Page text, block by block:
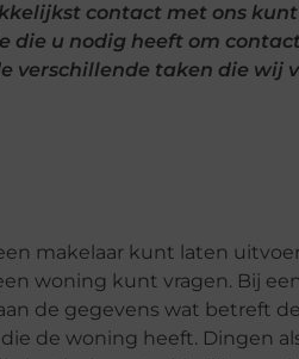
contact met ons kunt
die u nodig heeft om
verschillende taken die wij
makelaar kunt laten
woning kunt vragen. Bij
de gegevens wat betreft
de woning heeft. Dingen